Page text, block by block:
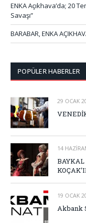
ENKA Açıkhava’da; 20
Savaşı”
BARABAR, ENKA
POPÜLER HABERLER
29 OCAK
14
BAYKAL
19 OCAK
Akbank